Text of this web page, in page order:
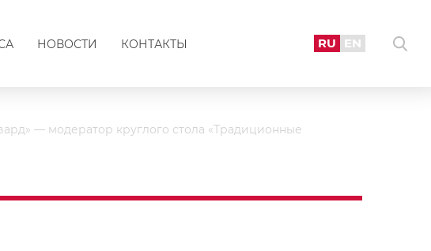
НОВОСТИ КОНТАКТЫ RU EN
— модератор круглого стола «Традиционные